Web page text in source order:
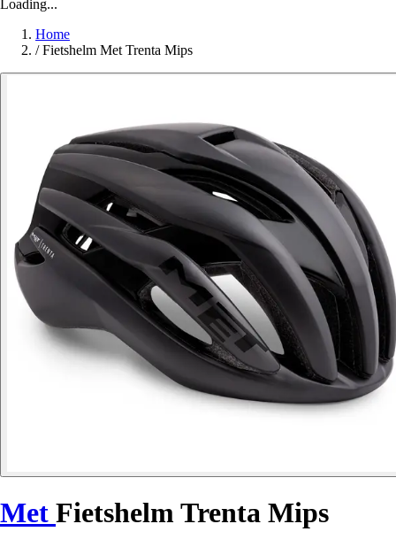
Loading...
Home
/ Fietshelm Met Trenta Mips
Met Fietshelm Trenta Mips